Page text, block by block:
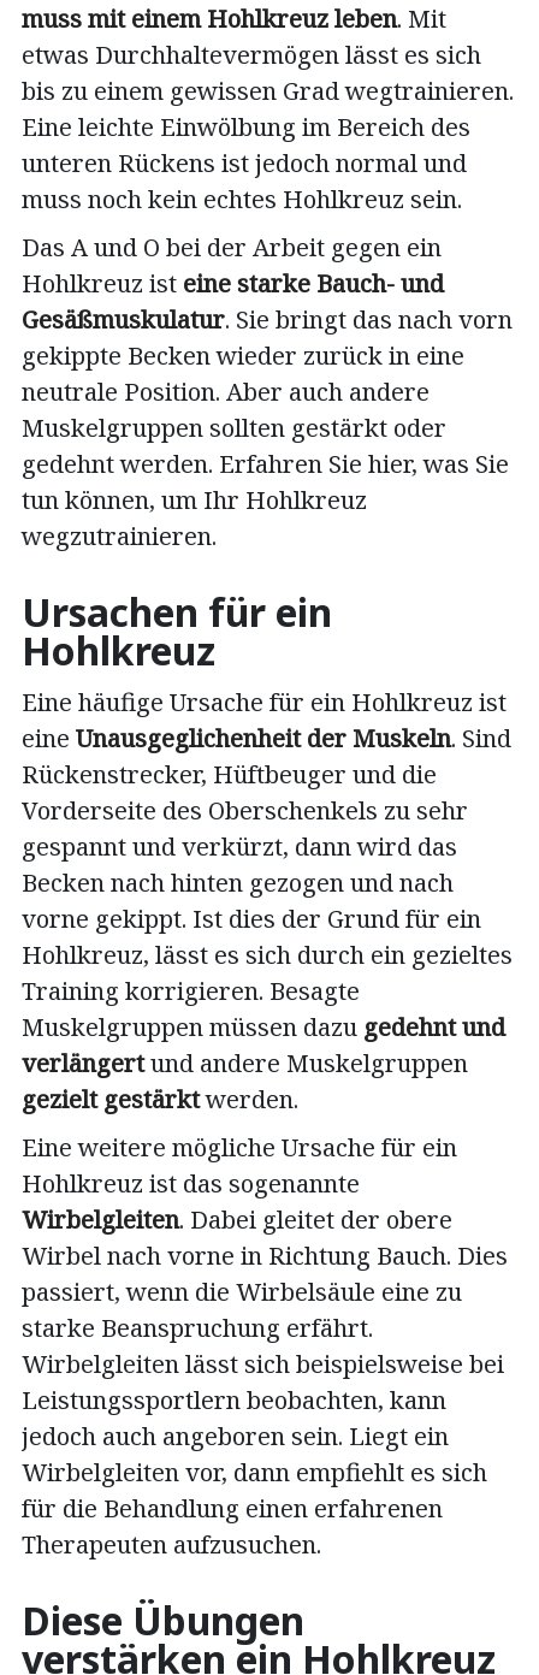
muss mit einem Hohlkreuz leben. Mit
etwas Durchhaltevermögen lässt es sich
bis zu einem gewissen Grad wegtrainieren.
Eine leichte Einwölbung im Bereich des
unteren Rückens ist jedoch normal und
muss noch kein echtes Hohlkreuz sein.
Das A und O bei der Arbeit gegen ein
Hohlkreuz ist eine starke Bauch- und
Gesäßmuskulatur. Sie bringt das nach vorn
gekippte Becken wieder zurück in eine
neutrale Position. Aber auch andere
Muskelgruppen sollten gestärkt oder
gedehnt werden. Erfahren Sie hier, was Sie
tun können, um Ihr Hohlkreuz
wegzutrainieren.
Ursachen für ein
Hohlkreuz
Eine häufige Ursache für ein Hohlkreuz ist
eine Unausgeglichenheit der Muskeln. Sind
Rückenstrecker, Hüftbeuger und die
Vorderseite des Oberschenkels zu sehr
gespannt und verkürzt, dann wird das
Becken nach hinten gezogen und nach
vorne gekippt. Ist dies der Grund für ein
Hohlkreuz, lässt es sich durch ein gezieltes
Training korrigieren. Besagte
Muskelgruppen müssen dazu gedehnt und
verlängertund andere Muskelgruppen
gezielt gestärktwerden.
Eine weitere mögliche Ursache für ein
Hohlkreuz ist das sogenannte
Wirbelgleiten. Dabei gleitet der obere
Wirbel nach vorne in Richtung Bauch. Dies
passiert, wenn die Wirbelsäule eine zu
starke Beanspruchung erfährt.
Wirbelgleiten lässt sich beispielsweise bei
Leistungssportlern beobachten, kann
jedoch auch angeboren sein. Liegt ein
Wirbelgleiten vor, dann empfiehlt es sich
für die Behandlung einen erfahrenen
Therapeuten aufzusuchen.
Diese Übungen
verstärken ein Hohlkreuz